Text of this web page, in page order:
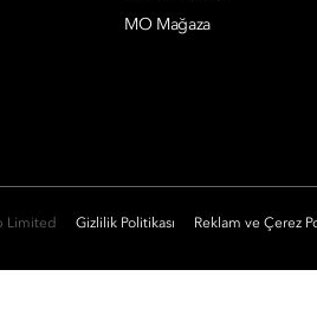
MO Mağaza
Limited Gizlilik Politikası Reklam ve Çerez